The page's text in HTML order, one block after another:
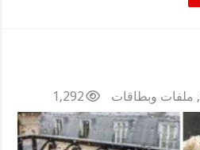
, ملفات وبطاقات 1,292